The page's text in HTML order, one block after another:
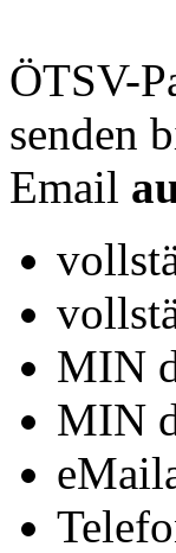
ÖTSV-
senden
Email
MIN
MIN